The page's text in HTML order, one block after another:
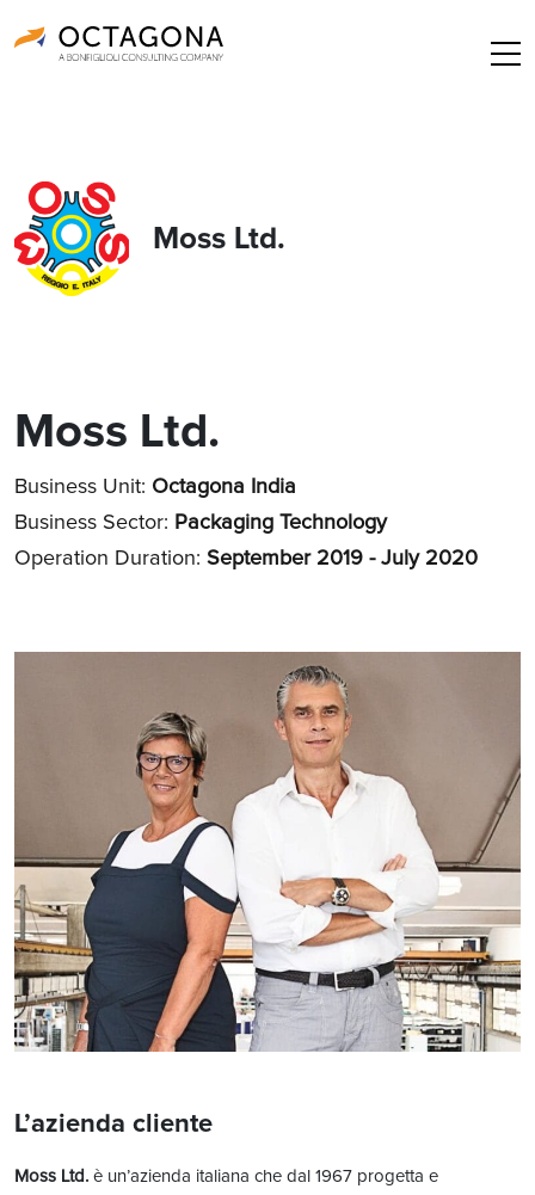
Moss Ltd.
Moss Ltd.
Business Unit: Octagona India
Business Sector: Packaging Technology
Operation Duration: September 2019 - July 2020
L’azienda cliente
Moss Ltd. è un’azienda italiana che dal 1967 progetta e